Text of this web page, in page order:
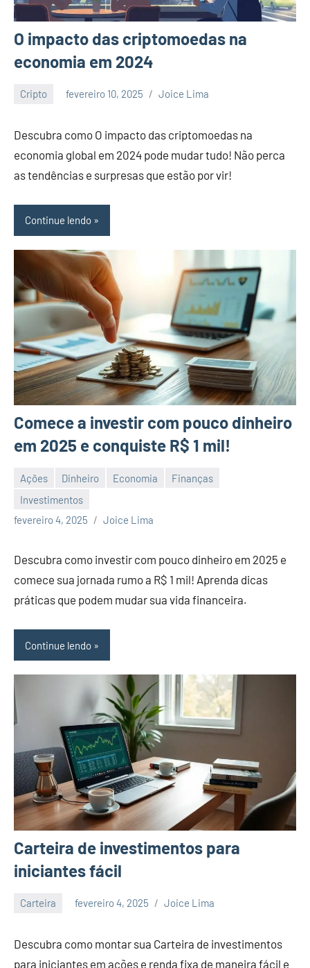
O impacto das criptomoedas na
economia em 2024
Cripto fevereiro 10, 2025 Joice Lima
Nenhum
Descubra como O impacto das criptomoedas na
economia global em 2024 pode mudar tudo! Não perca
as tendências e surpresas que estão por vir!
Continue lendo
Comece a investir com pouco dinheiro
em 2025 e conquiste R$ 1 mil!
Ações Dinheiro Economia
Finanças
Investimentos
fevereiro 4, 2025
Joice Lima
Nenhum
Comentário
Descubra como investir com pouco dinheiro em 2025 e
comece sua jornada rumo a R$ 1 mil! Aprenda dicas
práticas que podem mudar sua vida financeira.
Continue lendo
Carteira de investimentos para
iniciantes fácil
Carteira fevereiro 4, 2025 Joice Lima
Descubra como montar sua Carteira de investimentos
para iniciantes em ações e renda fixa de maneira fácil e